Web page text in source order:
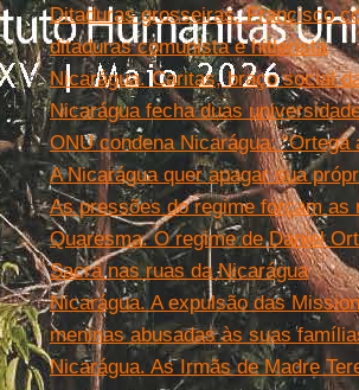
Ditaduras grosseiras. Francisco
ditaduras comunista e hitlerista
Nicarágua. Caritas, braço social
Nicarágua fecha duas
ONU condena Nicarágua:
A Nicarágua quer apagar sua
As pressões do regime forçam
Quaresma. O regime de Daniel
Sacra nas ruas da Nicarágua
Nicarágua. A expulsão das
meninas abusadas às suas
Nicarágua. As Irmãs de Madre